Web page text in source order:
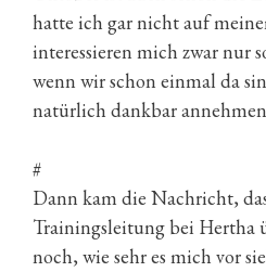
hatte ich gar nicht auf
interessieren mich zwar nur
wenn wir schon einmal da
natürlich dankbar
#
Dann kam die Nachricht,
Trainingsleitung bei Hertha
noch, wie sehr es mich vor